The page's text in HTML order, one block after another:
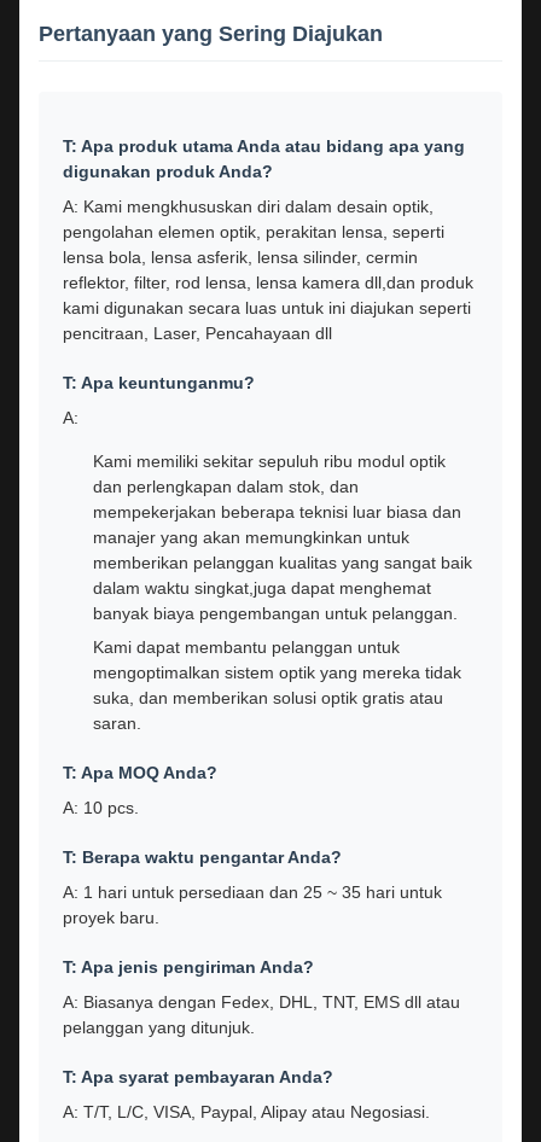
Pertanyaan yang Sering Diajukan
T: Apa produk utama Anda atau bidang apa yang
digunakan produk Anda?
A: Kami mengkhususkan diri dalam desain optik,
pengolahan elemen optik, perakitan lensa, seperti
lensa bola, lensa asferik, lensa silinder, cermin
reflektor, filter, rod lensa, lensa kamera dll,dan produk
kami digunakan secara luas untuk ini diajukan seperti
pencitraan, Laser, Pencahayaan dll
T: Apa keuntunganmu?
A:
Kami memiliki sekitar sepuluh ribu modul optik
dan perlengkapan dalam stok, dan
mempekerjakan beberapa teknisi luar biasa dan
manajer yang akan memungkinkan untuk
memberikan pelanggan kualitas yang sangat baik
dalam waktu singkat,juga dapat menghemat
banyak biaya pengembangan untuk pelanggan.
Kami dapat membantu pelanggan untuk
mengoptimalkan sistem optik yang mereka tidak
suka, dan memberikan solusi optik gratis atau
saran.
T: Apa MOQ Anda?
A: 10 pcs.
T: Berapa waktu pengantar Anda?
A: 1 hari untuk persediaan dan 25 ~ 35 hari untuk
proyek baru.
T: Apa jenis pengiriman Anda?
A: Biasanya dengan Fedex, DHL, TNT, EMS dll atau
pelanggan yang ditunjuk.
T: Apa syarat pembayaran Anda?
A: T/T, L/C, VISA, Paypal, Alipay atau Negosiasi.